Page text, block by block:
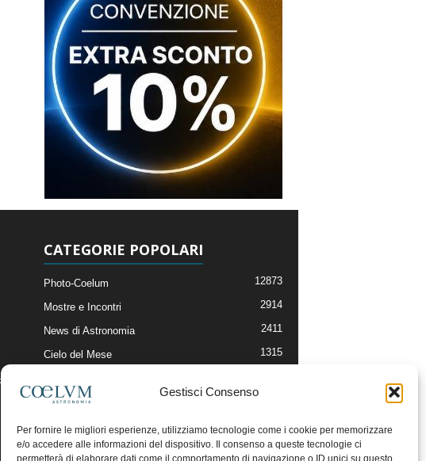
Gestisci Consenso
Per fornire le migliori esperienze, utilizziamo tecnologie come i cookie per memorizzare
e/o accedere alle informazioni del dispositivo. Il consenso a queste tecnologie ci
permetterà di elaborare dati come il comportamento di navigazione o ID unici su questo
CATEGORIE POPOLARI
Photo-Coelum 12873
Mostre e Incontri 2914
News di Astronomia 2411
Cielo del Mese 1315
Articoli e Risorse On-Line
Il Blog della Redazione